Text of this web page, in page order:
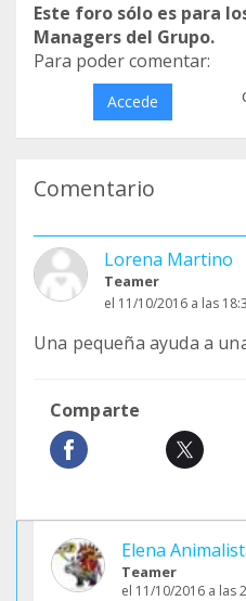
Este foro sólo es para
Managers del Grupo.
Para poder comentar:
Accede
Comentario
Lorena Martino
Teamer
el 11/10/2016 a las
Una pequeña ayuda a
Comparte
Elena
Teamer
el 11/10/2016 a las